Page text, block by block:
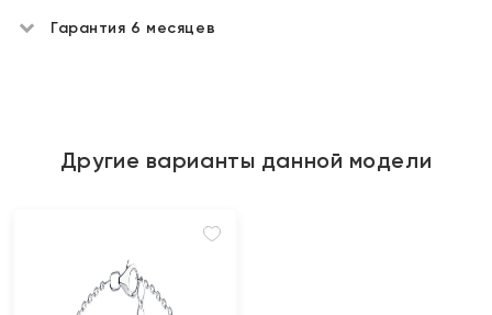
Гарантия 6 месяцев
Другие варианты данной модели